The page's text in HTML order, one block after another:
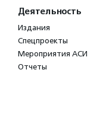
Деятельность
Издания
Спецпроекты
Мероприятия АСИ
Отчеты